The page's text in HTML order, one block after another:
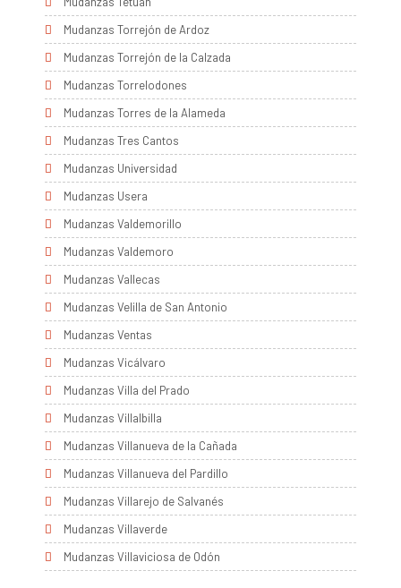
Mudanzas Torrejón de Ardoz
Mudanzas Torrejón de la Calzada
Mudanzas Torrelodones
Mudanzas Torres de la Alameda
Mudanzas Tres Cantos
Mudanzas Universidad
Mudanzas Usera
Mudanzas Valdemorillo
Mudanzas Valdemoro
Mudanzas Vallecas
Mudanzas Velilla de San Antonio
Mudanzas Ventas
Mudanzas Vicálvaro
Mudanzas Villa del Prado
Mudanzas Villalbilla
Mudanzas Villanueva de la Cañada
Mudanzas Villanueva del Pardillo
Mudanzas Villarejo de Salvanés
Mudanzas Villaverde
Mudanzas Villaviciosa de Odón